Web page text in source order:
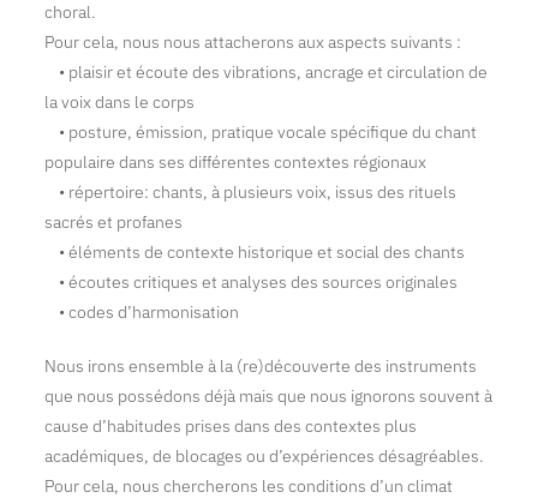
choral.
Pour cela, nous nous attacherons aux aspects suivants :
• plaisir et écoute des vibrations, ancrage et circulation de
la voix dans le corps
• posture, émission, pratique vocale spécifique du chant
populaire dans ses différentes contextes régionaux
• répertoire: chants, à plusieurs voix, issus des rituels
sacrés et profanes
• éléments de contexte historique et social des chants
• écoutes critiques et analyses des sources originales
• codes d’harmonisation
Nous irons ensemble à la (re)découverte des instruments
que nous possédons déjà mais que nous ignorons souvent à
cause d’habitudes prises dans des contextes plus
académiques, de blocages ou d’expériences désagréables.
Pour cela, nous chercherons les conditions d’un climat